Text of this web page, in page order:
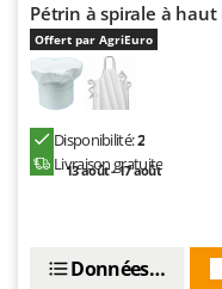
Michelin
Mille
Minox
Mockmill
More than chef
Mowox
Pétrin à spirale à
Offert par AgriEuro
Disponibilité:2
Livraison gratuite
13 août - 17 août
Données